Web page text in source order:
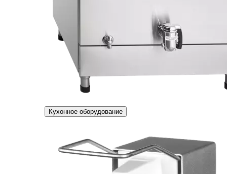
Кухонное оборудование